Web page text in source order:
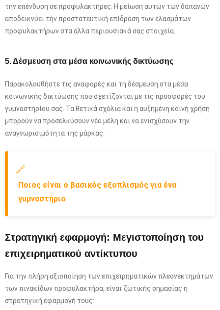
την επένδυση σε προφυλακτήρες. Η μείωση αυτών των δαπανών
αποδεικνύει την προστατευτική επίδραση των ελασμάτων
προφυλακτήρων στα άλλα περιουσιακά σας στοιχεία.
5. Δέσμευση στα μέσα κοινωνικής δικτύωσης
Παρακολουθήστε τις αναφορές και τη δέσμευση στα μέσα
κοινωνικής δικτύωσης που σχετίζονται με τις προσφορές του
γυμναστηρίου σας. Τα θετικά σχόλια και η αυξημένη κοινή χρήση
μπορούν να προσελκύσουν νέα μέλη και να ενισχύσουν την
αναγνωρισιμότητα της μάρκας.
🔗
Ποιος είναι ο βασικός εξοπλισμός για ένα
γυμναστήριο
Στρατηγική εφαρμογή: Μεγιστοποίηση του
επιχειρηματικού αντίκτυπου
Για την πλήρη αξιοποίηση των επιχειρηματικών πλεονεκτημάτων
των πινακίδων προφυλακτήρα, είναι ζωτικής σημασίας η
στρατηγική εφαρμογή τους: